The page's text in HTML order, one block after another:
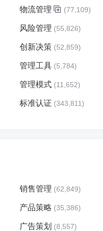
物流管理 (77,109)
风险管理 (55,826)
创新决策 (52,859)
管理工具 (5,784)
管理模式 (11,652)
标准认证 (343,811)
销售管理 (62,849)
产品策略 (35,386)
广告策划 (8,557)